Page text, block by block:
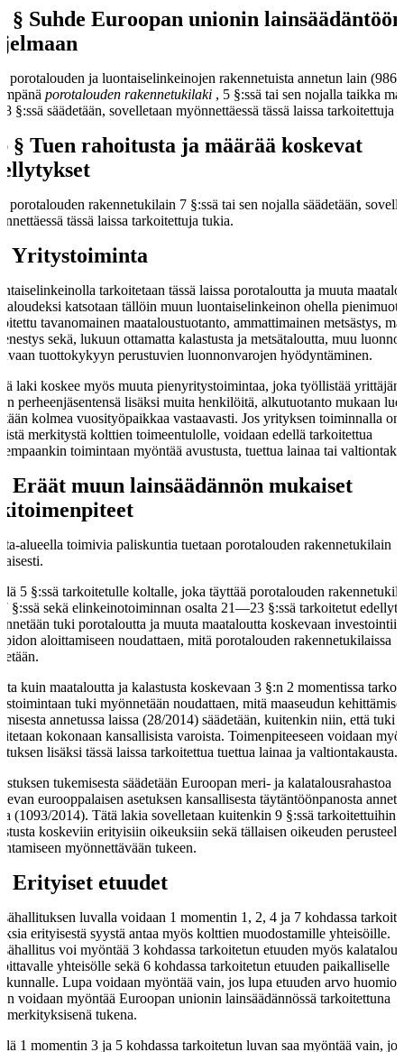
§ Suhde Euroopan unionin
porotalouden ja luontaiselinkeinojen rakennetuista annetun lain (986/
porotalouden rakennetukilaki , 5 §:ssä tai sen nojalla taikka
8 §:ssä säädetään, sovelletaan myönnettäessä tässä laissa tarkoitettuja
§ Tuen rahoitusta ja määrää koskevat
porotalouden rakennetukilain 7 §:ssä tai sen nojalla säädetään,
tässä laissa tarkoitettuja tukia.
Yritystoiminta
tarkoitetaan tässä laissa porotaloutta ja muuta
katsotaan tällöin muun luontaiselinkeinon ohella
tavanomainen maataloustuotanto, ammattimainen metsästys,
sekä, lukuun ottamatta kalastusta ja metsätaloutta, muu
tuottokykyyn perustuvien luonnonvarojen hyödyntäminen.
laki koskee myös muuta pienyritystoimintaa, joka työllistää yrittäjän
perheenjäsentensä lisäksi muita henkilöitä, alkutuotanto mukaan
kolmea vuosityöpaikkaa vastaavasti. Jos yrityksen toiminnalla on
merkitystä kolttien toimeentulolle, voidaan edellä tarkoitettua
toimintaan myöntää avustusta, tuettua lainaa tai
Eräät muun lainsäädännön mukaiset
alueella toimivia paliskuntia tuetaan porotalouden rakennetukilain
5 §:ssä tarkoitetulle koltalle, joka täyttää porotalouden
§:ssä sekä elinkeinotoiminnan osalta 21—23 §:ssä tarkoitetut
tuki porotaloutta ja muuta maataloutta koskevaan
aloittamiseen noudattaen, mitä porotalouden rakennetukilaissa
kuin maataloutta ja kalastusta koskevaan 3 §:n 2 momentissa
tuki myönnetään noudattaen, mitä maaseudun
annetussa laissa (28/2014) säädetään, kuitenkin niin, että tuki
kokonaan kansallisista varoista. Toimenpiteeseen voidaan
lisäksi tässä laissa tarkoitettua tuettua lainaa ja valtiontakausta.
tukemisesta säädetään Euroopan meri- ja kalatalousrahastoa
eurooppalaisen asetuksen kansallisesta täytäntöönpanosta
(1093/2014). Tätä lakia sovelletaan kuitenkin 9 §:ssä tarkoitettuihin
koskeviin erityisiin oikeuksiin sekä tällaisen oikeuden
myönnettävään tukeen.
Erityiset etuudet
luvalla voidaan 1 momentin 1, 2, 4 ja 7 kohdassa
erityisestä syystä antaa myös kolttien muodostamille yhteisöille.
voi myöntää 3 kohdassa tarkoitetun etuuden myös
yhteisölle sekä 6 kohdassa tarkoitetun etuuden paikalliselle
Lupa voidaan myöntää vain, jos lupa etuuden arvo
voidaan myöntää Euroopan unionin lainsäädännössä tarkoitettuna
tukena.
1 momentin 3 ja 5 kohdassa tarkoitetun luvan saa myöntää vain, jos